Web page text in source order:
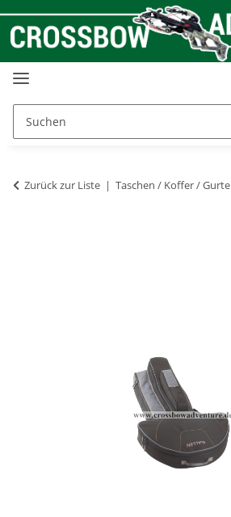
Zurück zur Liste Taschen / Koffer / Gurte